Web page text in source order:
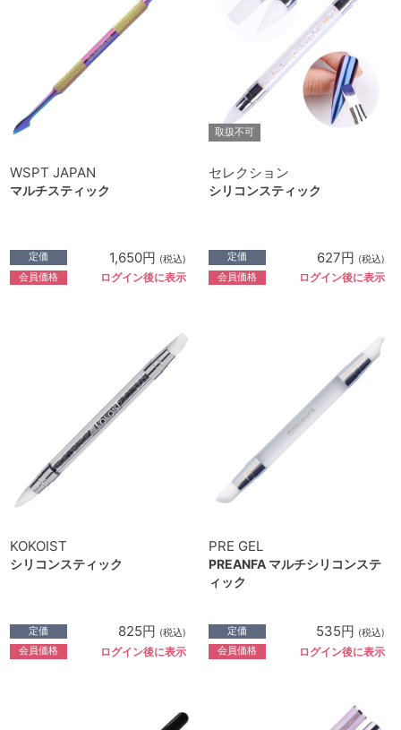
WSPT JAPAN
マルチスティック
定価 1,650円 (税込)
会員価格 ログイン後に表示
取扱不可
セレクション
シリコンスティック
定価 627円 (税込)
会員価格 ログイン後に表示
KOKOIST
シリコンスティック
定価 825円 (税込)
会員価格 ログイン後に表示
PRE GEL
PREANFA マルチシリコンステ
ィック
定価 535円 (税込)
会員価格 ログイン後に表示